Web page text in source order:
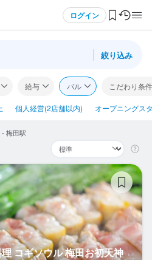
ログイン
無料会員登録 絞り込み
給与 バル こだわり条件
個人経営(2店舗以内) オープニングス
梅田駅
コギソウル 梅田お初天神